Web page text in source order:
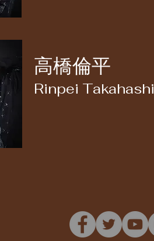
高橋倫平
Rinpei Takahashi